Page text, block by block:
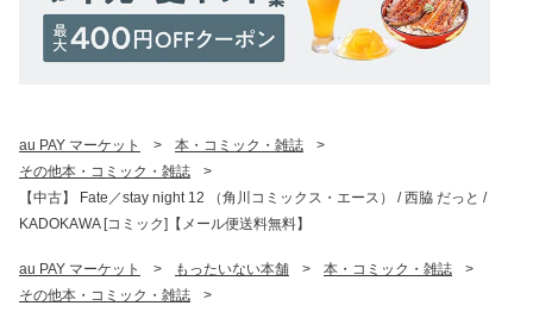
au PAY マーケット > 本・コミック・雑誌
>
その他本・コミック・雑誌
>
【中古】 Fate／stay night 12 （角川コミックス・エース） / 西脇 だっと /
KADOKAWA [コミック]【メール便送料無料】
au PAY マーケット > もったいない本舗 > 本・コミック・雑誌
>
その他本・コミック・雑誌
>